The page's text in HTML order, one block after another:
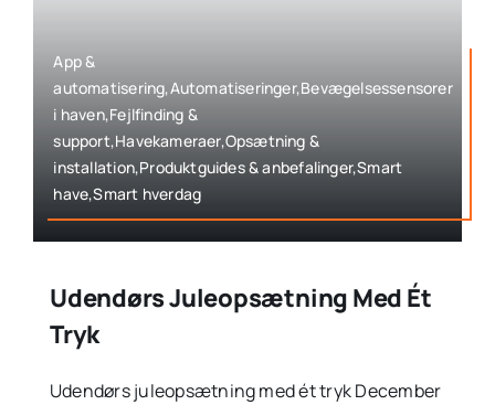
App &
automatisering,Automatiseringer,Bevægelsessensorer
i haven,Fejlfinding &
support,Havekameraer,Opsætning &
installation,Produktguides & anbefalinger,Smart
have,Smart hverdag
Udendørs Juleopsætning Med Ét
Tryk
Udendørs juleopsætning med ét tryk December